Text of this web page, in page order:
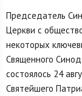
Председатель
Церкви с
некоторых
Священного
состоялось 24
Святейшего